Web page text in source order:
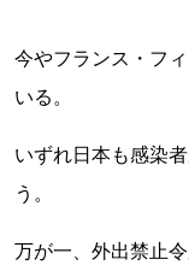
今やフランス・フ
いる。
いずれ日本も感染
う。
万が一、外出禁止